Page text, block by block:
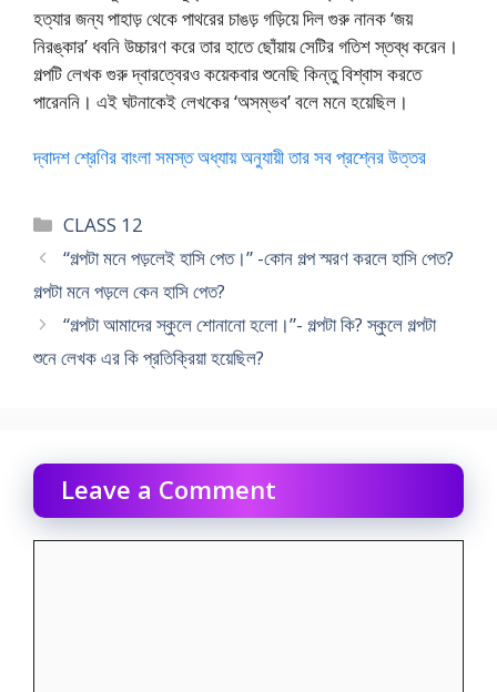
হত্যার জন্য পাহাড় থেকে পাথরের চাঙড় গড়িয়ে দিল গুরু নানক ‘জয়
নিরঙ্কার’ ধবনি উচ্চারণ করে তার হাতে ছোঁয়ায় সেটির গতিশ স্তব্ধ করেন।
গল্পটি লেখক গুরু দ্বারত্বের‌ও কয়েকবার শুনেছি কিন্তু বিশ্বাস করতে
পারেননি। এই ঘটনাকেই লেখকের ‘অসম্ভব’ বলে মনে হয়েছিল।
দ্বাদশ শ্রেণির বাংলা সমস্ত অধ্যায় অনুযায়ী তার সব প্রশ্নের উত্তর
Categories
CLASS 12
“গল্পটা মনে পড়লেই হাসি পেত।” -কোন গল্প স্মরণ করলে হাসি পেত?
গল্পটা মনে পড়লে কেন হাসি পেত?
“গল্পটা আমাদের স্কুলে শোনানো হলো।”- গল্পটা কি? স্কুলে গল্পটা
শুনে লেখক এর কি প্রতিক্রিয়া হয়েছিল?
Leave a Comment